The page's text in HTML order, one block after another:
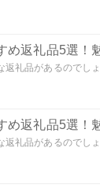
返礼品5選！
礼品があるのでし
返礼品5選！
礼品があるのでし